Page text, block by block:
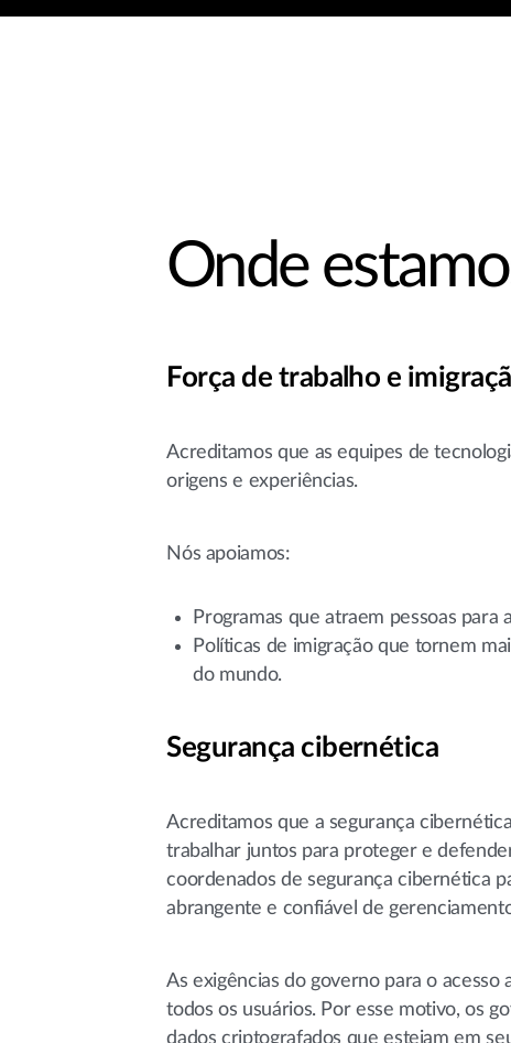
Onde
Força de trabalho e
Acreditamos que as equipes de
origens e experiências.
Nós apoiamos:
Programas que atraem pessoas para
Políticas de imigração que tornem
do mundo.
Segurança cibernética
Acreditamos que a segurança
trabalhar juntos para proteger e
coordenados de segurança cibernética
abrangente e confiável de
As exigências do governo para o
todos os usuários. Por esse motivo, os
dados criptografados que estejam em